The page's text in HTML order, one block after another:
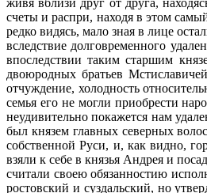
живя вблизи друг от друга,
счеты и распри, находя в этом
редко видясь, мало зная в лице
вследствие долговременного
впоследствии таким старшим
двоюродных братьев
отчуждение, холодность
семья его не могли приобрести
неудивительно покажется нам
был князем главных северных
собственной Руси, и, как видно,
взяли к себе в князья Андрея и
считали своею обязанностию
ростовский и суздальский, но